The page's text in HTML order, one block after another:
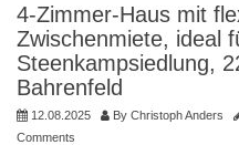
4-Zimmer-Haus mit
Zwischenmiete, ideal
Steenkampsiedlung,
Bahrenfeld
12.08.2025 By Christoph Anders
Comments